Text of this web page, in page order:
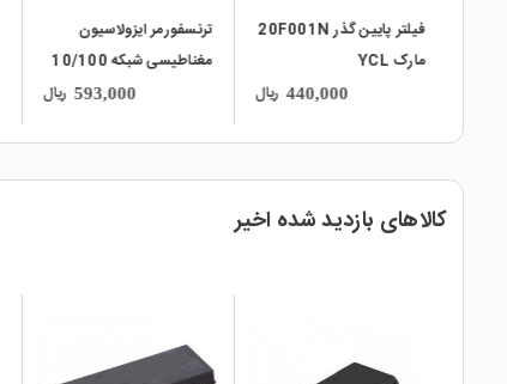
فیلتر پایین گذر 20F001N
مارک YCL
440,000 ریال
ترنسفورمر ایزولاسیون
مغناطیسی شبکه 10/100
مدل 16PT8515 مارک
593,000 ریال
کالاهای بازدید شده اخیر